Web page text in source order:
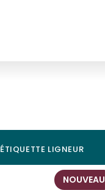
ÉTIQUETTE LIGNEUR
NOUVEAU